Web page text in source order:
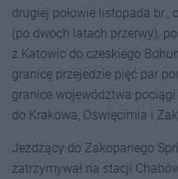
drugiej połowie listopada br.,
(po dwóch latach przerwy),
z Katowic do czeskiego
granicę przejedzie pięć par
granice województwa
do Krakowa, Oświęcimia i
Jeżdżący do Zakopanego
zatrzymywał na stacji